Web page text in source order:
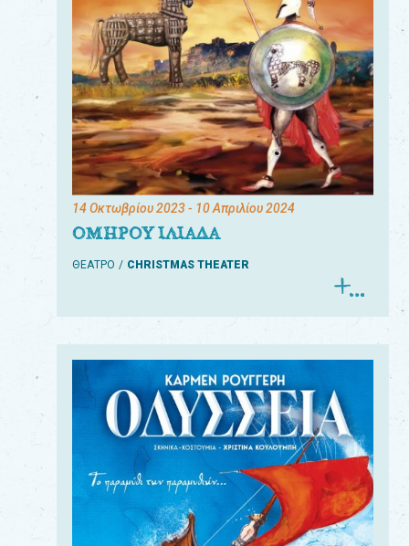
14 Οκτωβρίου 2023- 10 Απριλίου 2024
ΟΜΗΡΟΥ ΙΛΙΑΔΑ
ΘΕΑΤΡΟ CHRISTMAS THEATER